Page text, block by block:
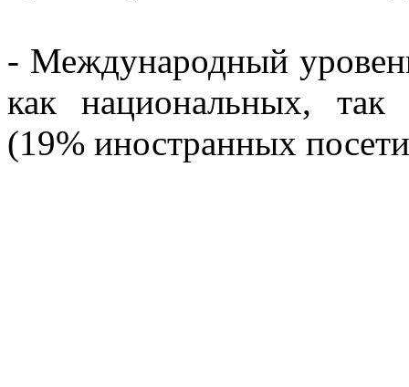
- Международный
как национальных, так
(19% иностранных